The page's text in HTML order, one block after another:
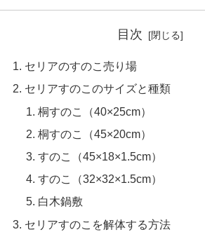
目次
セリアのすのこ売り場
セリアすのこのサイズと種類
桐すのこ（40×25cm）
桐すのこ（45×20cm）
すのこ（45×18×1.5cm）
すのこ（32×32×1.5cm）
白木鍋敷
セリアすのこを解体する方法